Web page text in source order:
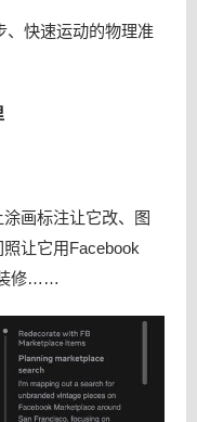
、快速运动的物理准
画标注让它改、图
让它用Facebook
装修……